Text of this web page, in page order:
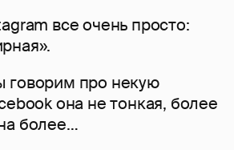
все очень просто:
говорим про некую
она не тонкая, более
более…